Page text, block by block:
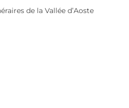
de la Vallée d’Aoste